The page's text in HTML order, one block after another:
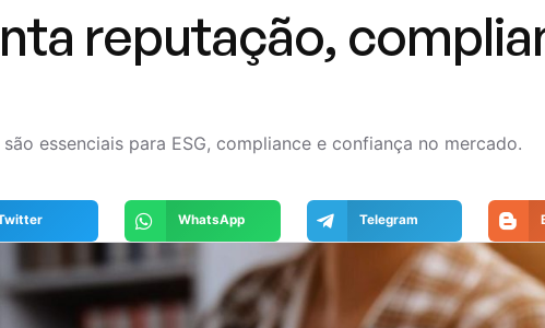
reputação,
essenciais para ESG, compliance e confiança no mercado.
WhatsApp Telegram